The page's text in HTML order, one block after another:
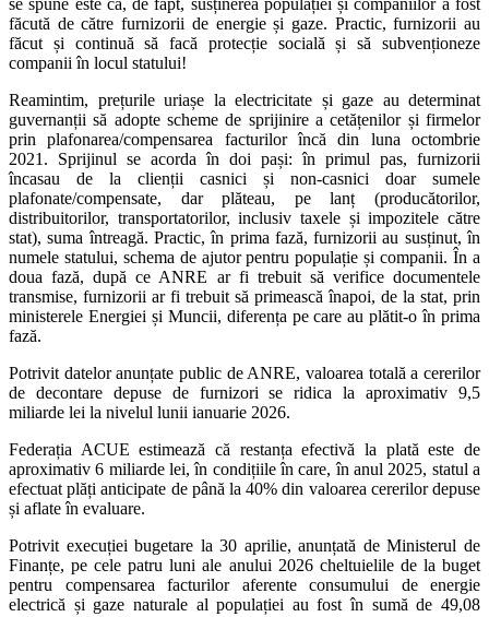
făcută de către furnizorii de energie și gaze. Practic, furnizorii au
făcut și continuă să facă protecție socială și să subvenționeze
companii în locul statului!
Reamintim, prețurile uriașe la electricitate și gaze au determinat
guvernanții să adopte scheme de sprijinire a cetățenilor și firmelor
prin plafonarea/compensarea facturilor încă din luna octombrie
2021. Sprijinul se acorda în doi pași: în primul pas, furnizorii
încasau de la clienții casnici și non-casnici doar sumele
plafonate/compensate, dar plăteau, pe lanț (producătorilor,
distribuitorilor, transportatorilor, inclusiv taxele și impozitele către
stat), suma întreagă. Practic, în prima fază, furnizorii au susținut, în
numele statului, schema de ajutor pentru populație și companii. În a
doua fază, după ce ANRE ar fi trebuit să verifice documentele
transmise, furnizorii ar fi trebuit să primească înapoi, de la stat, prin
ministerele Energiei și Muncii, diferența pe care au plătit-o în prima
fază.
Potrivit datelor anunțate public de ANRE, valoarea totală a cererilor
de decontare depuse de furnizori se ridica la aproximativ 9,5
miliarde lei la nivelul lunii ianuarie 2026.
Federația ACUE estimează că restanța efectivă la plată este de
aproximativ 6 miliarde lei, în condițiile în care, în anul 2025, statul a
efectuat plăți anticipate de până la 40% din valoarea cererilor depuse
și aflate în evaluare.
Potrivit execuției bugetare la 30 aprilie, anunțată de Ministerul de
Finanțe, pe cele patru luni ale anului 2026 cheltuielile de la buget
pentru compensarea facturilor aferente consumului de energie
electrică și gaze naturale al populației au fost în sumă de 49,08